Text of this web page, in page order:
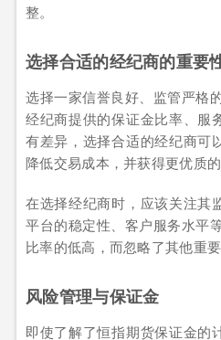
整。
选择合适的经纪商的重要
选择一家信誉良好、监管严格
经纪商提供的保证金比率、服
有差异，选择合适的经纪商可
降低交易成本，并获得更优质的
在选择经纪商时，应该关注其
平台的稳定性、客户服务水平
比率的低高，而忽略了其他重要
风险管理与保证金
即使了解了恒指期货保证金的